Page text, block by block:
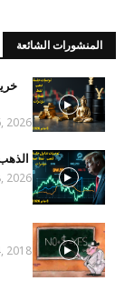
المنشورات الشائعة
2026
2026
2018